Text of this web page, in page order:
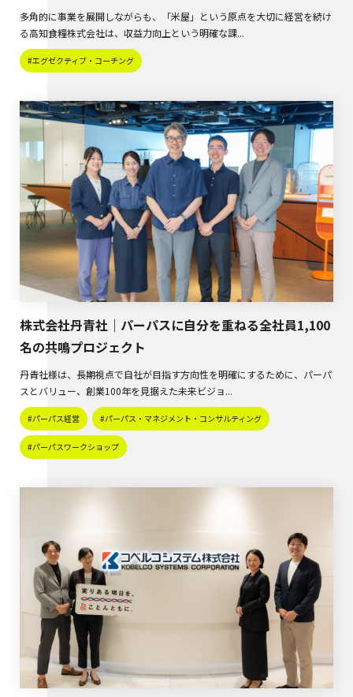
多角的に事業を展開しながらも、「米屋」という原点を大切に経営を続け
る高知食糧株式会社は、収益力向上という明確な課...
#エグゼクティブ・コーチング
株式会社丹青社｜パーパスに自分を重ねる全社員1,100
名の共鳴プロジェクト
丹青社様は、長期視点で自社が目指す方向性を明確にするために、パーパ
スとバリュー、創業100年を見据えた未来ビジョ...
#パーパス経営 #パーパス・マネジメント・コンサルティング
#パーパスワークショップ